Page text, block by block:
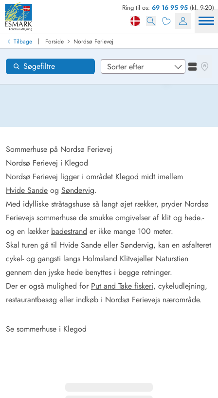
Ring til os: 69 16 95 95 (kl. 9-20)
Tilbage | Forside Nordsø Ferievej
Nordsø Ferievej
Sommerhuse på Nordsø Ferievej
Nordsø Ferievej i Klegod
Nordsø Ferievej ligger i området Klegod midt imellem
Hvide Sande og Søndervig.
Med idylliske stråtagshuse så langt øjet rækker, pryder Nordsø
Ferievejs sommerhuse de smukke omgivelser af klit og hede.-
og en lækker badestrand er ikke mange 100 meter.
Skal turen gå til Hvide Sande eller Søndervig, kan en asfalteret
cykel- og gangsti langs Holmsland Klitvejeller Naturstien
gennem den jyske hede benyttes i begge retninger.
Der er også mulighed for Put and Take fiskeri, cykeludlejning,
restaurantbesøg eller indkøb i Nordsø Ferievejs nærområde.
Se sommerhuse i Klegod
Søgefiltre
Se
Find sommerhus
Ankomst
Områder
Loading...